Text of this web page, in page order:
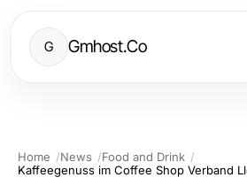
G Gmhost.Co
Home News
Food and Drink